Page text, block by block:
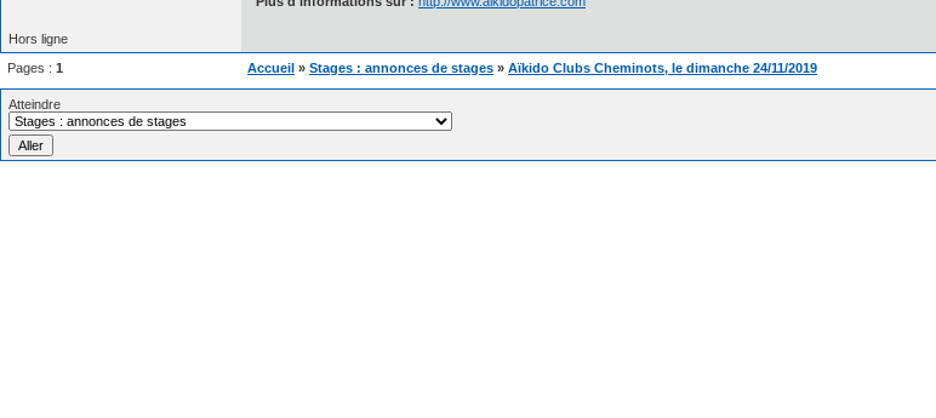
Hors ligne
Pages : 1 Accueil » Stages : annonces de stages » Aïkido Clubs Cheminots, le dimanche 24/11/2019
Atteindre